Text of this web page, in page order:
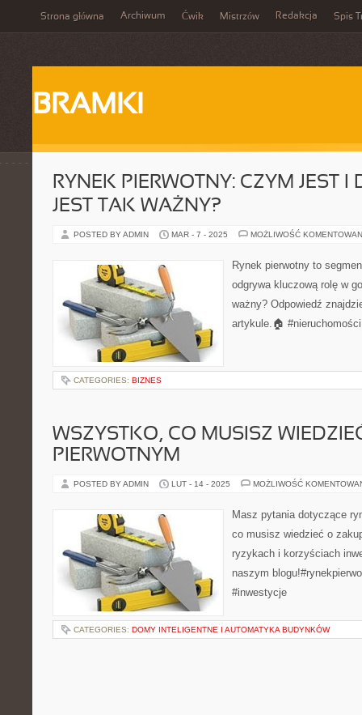
Strona główna Archiwum Ćwik Mistrzów Redakcja Spis
BRAMKI
RYNEK PIERWOTNY: CZYM JEST I
JEST TAK WAŻNY?
POSTED BY ADMIN MAR - 7 - 2025 MOŻLIWOŚĆ
Rynek pierwotny to
odgrywa kluczową rolę w
ważny? Odpowiedź
artykule.🏠
CATEGORIES: BIZNES
WSZYSTKO, CO MUSISZ
PIERWOTNYM
POSTED BY ADMIN LUT - 14 - 2025 MOŻLIWOŚĆ
Masz pytania dotyczące
co musisz wiedzieć o
ryzykach i korzyściach
naszym
#inwestycje
CATEGORIES: DOMY INTELIGENTNE I AUTOMATYKA BUDYNKÓW